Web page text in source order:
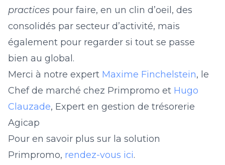
practices pour faire, en un clin d’oeil, des
consolidés par secteur d’activité, mais
également pour regarder si tout se passe
bien au global.
Merci à notre expert Maxime Finchelstein, le
Chef de marché chez Primpromo ​et Hugo
Clauzade, Expert en gestion de trésorerie
Agicap
Pour en savoir plus sur la solution
Primpromo, rendez-vous ici.